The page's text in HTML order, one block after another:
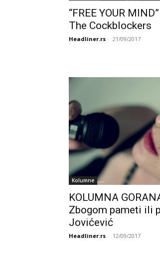
“FREE YOUR
The Cockblockers
Headliner.rs - 21/09/2017
Kolumne
KOLUMNA
Zbogom pameti ili
Jovićević
Headliner.rs - 12/09/2017